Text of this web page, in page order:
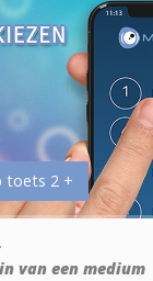
toets 2 +
van een medium